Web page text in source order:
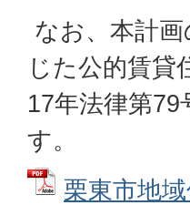
なお、本計
じた公的賃貸
17年法律第
す。
栗東市地